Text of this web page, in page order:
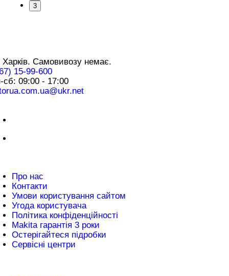
3
Самовивозу немає.
15-99-600
сб: 09:00 - 17:00
Про нас
Контакти
Умови користування сайтом
Угода користувача
Політика конфіденційності
Makita гарантія 3 роки
Остерігайтеся підробки
Сервісні центри